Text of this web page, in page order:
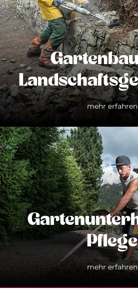
mehr erfahren
Pflege
mehr erfahren